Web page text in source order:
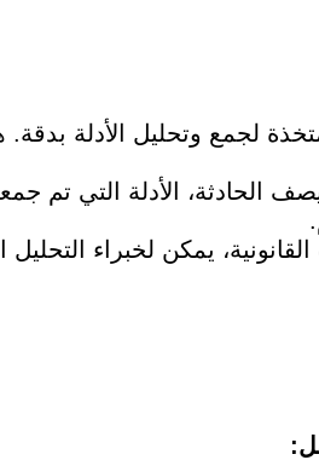
لجمع وتحليل الأدلة
الحادثة، الأدلة التي تم
يمكن لخبراء